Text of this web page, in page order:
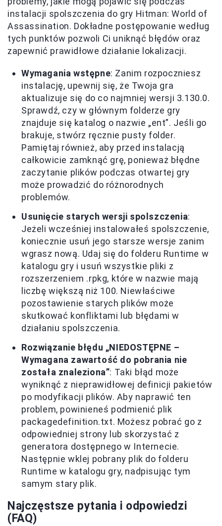
instalacji spolszczenia do gry Hitman: World of
Assassination. Dokładne postępowanie według
tych punktów pozwoli Ci uniknąć błędów oraz
zapewnić prawidłowe działanie lokalizacji.
Wymagania wstępne: Zanim rozpoczniesz
instalację, upewnij się, że Twoja gra
aktualizuje się do co najmniej wersji 3.130.0.
Sprawdź, czy w głównym folderze gry
znajduje się katalog o nazwie „ent”. Jeśli go
brakuje, stwórz ręcznie pusty folder.
Pamiętaj również, aby przed instalacją
całkowicie zamknąć grę, ponieważ błędne
zaczytanie plików podczas otwartej gry
może prowadzić do różnorodnych
problemów.
Usunięcie starych wersji spolszczenia:
Jeżeli wcześniej instalowałeś spolszczenie,
koniecznie usuń jego starsze wersje zanim
wgrasz nową. Udaj się do folderu Runtime w
katalogu gry i usuń wszystkie pliki z
rozszerzeniem .rpkg, które w nazwie mają
liczbę większą niż 100. Niewłaściwe
pozostawienie starych plików może
skutkować konfliktami lub błędami w
działaniu spolszczenia.
Rozwiązanie błędu „NIEDOSTĘPNE –
Wymagana zawartość do pobrania nie
została znaleziona”: Taki błąd może
wyniknąć z nieprawidłowej definicji pakietów
po modyfikacji plików. Aby naprawić ten
problem, powinieneś podmienić plik
packagedefinition.txt. Możesz pobrać go z
odpowiedniej strony lub skorzystać z
generatora dostępnego w Internecie.
Następnie wklej pobrany plik do folderu
Runtime w katalogu gry, nadpisując tym
samym stary plik.
Najczęstsze pytania i odpowiedzi
(FAQ)